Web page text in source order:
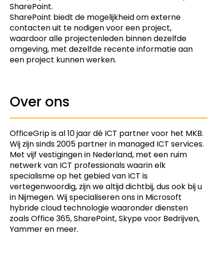
SharePoint.
SharePoint biedt de mogelijkheid om externe
contacten uit te nodigen voor een project,
waardoor alle projectenleden binnen dezelfde
omgeving, met dezelfde recente informatie aan
een project kunnen werken.
Over ons
OfficeGrip is al 10 jaar dé ICT partner voor het MKB.
Wij zijn sinds 2005 partner in managed ICT services.
Met vijf vestigingen in Nederland, met een ruim
netwerk van ICT professionals waarin elk
specialisme op het gebied van ICT is
vertegenwoordig, zijn we altijd dichtbij, dus ook bij u
in Nijmegen. Wij specialiseren ons in Microsoft
hybride cloud technologie waaronder diensten
zoals Office 365, SharePoint, Skype voor Bedrijven,
Yammer en meer.